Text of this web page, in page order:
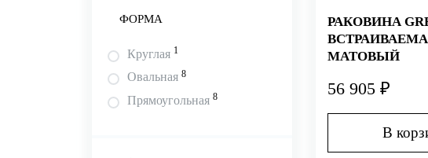
ФОРМА
Круглая 1
Овальная 8
Прямоугольная 8
РАКОВИНА
МАТОВЫЙ
56 905 ₽
В